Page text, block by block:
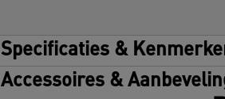
Specificaties &
Accessoires &